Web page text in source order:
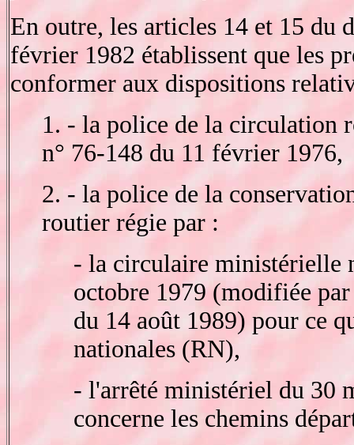
En outre, les articles 14 et 15 du
février 1982 établissent que les
conformer aux dispositions
1. - la police de la circulation
n° 76-148 du 11 février 1976,
2. - la police de la
routier régie par :
- la circulaire ministérielle
octobre 1979 (modifiée
du 14 août 1989) pour ce
nationales (RN),
- l'arrêté ministériel du 30
concerne les chemins